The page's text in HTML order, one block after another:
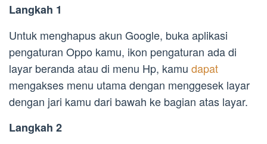
Langkah 1
Untuk menghapus akun Google, buka aplikasi
pengaturan Oppo kamu, ikon pengaturan ada di
layar beranda atau di menu Hp, kamu dapat
mengakses menu utama dengan menggesek layar
dengan jari kamu dari bawah ke bagian atas layar.
Langkah 2